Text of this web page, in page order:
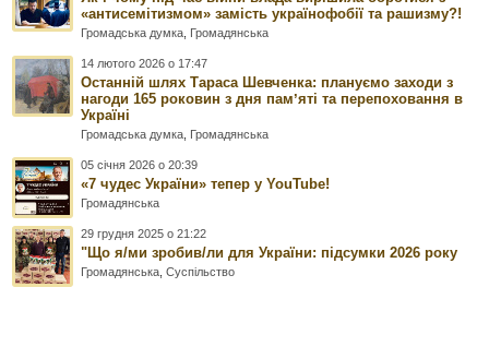
«антисемітизмом» замість українофобії та рашизму?!
Громадська думка Громадянська
14 лютого 2026 о 17:47
Останній шлях Тараса Шевченка: плануємо заходи з
нагоди 165 роковин з дня памʼяті та перепоховання в
Україні
Громадська думка Громадянська
05 січня 2026 о 20:39
«7 чудес України» тепер у YouTube!
Громадянська
29 грудня 2025 о 21:22
"Що я/ми зробив/ли для України: підсумки 2026 року
Громадянська ,Суспільство